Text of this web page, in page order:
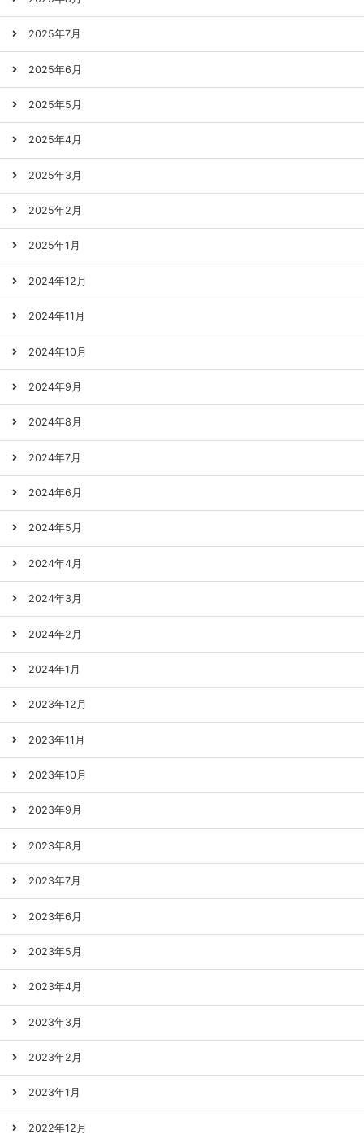
2025年7月
2025年6月
2025年5月
2025年4月
2025年3月
2025年2月
2025年1月
2024年12月
2024年11月
2024年10月
2024年9月
2024年8月
2024年7月
2024年6月
2024年5月
2024年4月
2024年3月
2024年2月
2024年1月
2023年12月
2023年11月
2023年10月
2023年9月
2023年8月
2023年7月
2023年6月
2023年5月
2023年4月
2023年3月
2023年2月
2023年1月
2022年12月